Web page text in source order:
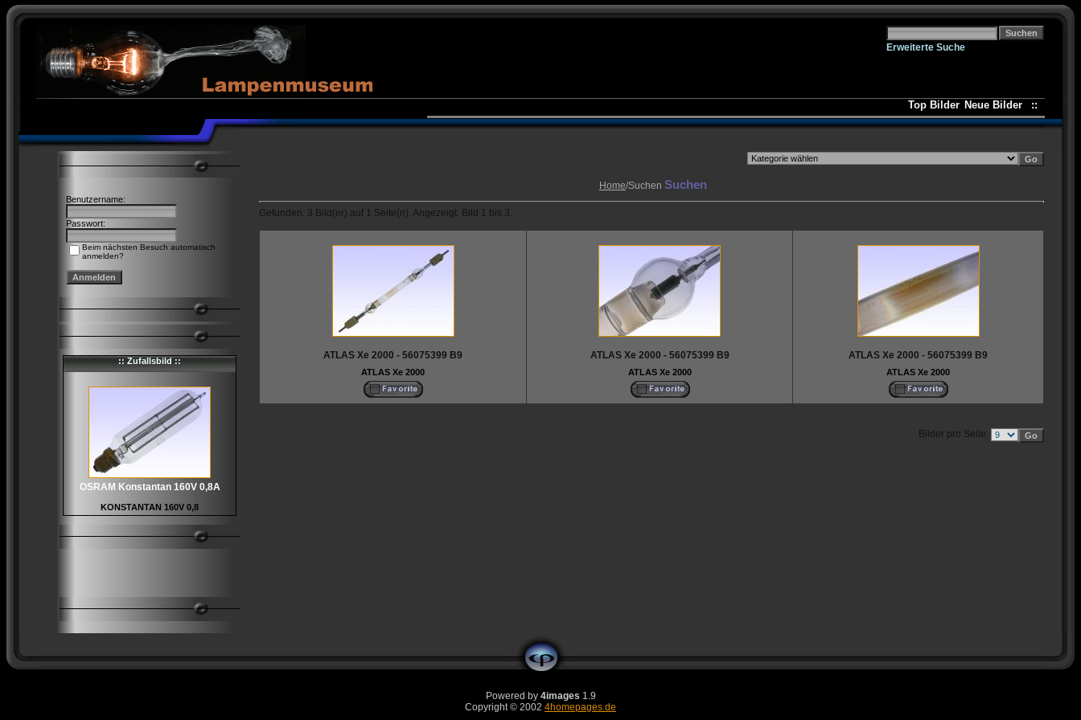
Erweiterte Suche
Top Bilder Neue Bilder ::
Benutzername:
Passwort:
Beim nächsten Besuch automatisch
anmelden?
:: Zufallsbild ::
OSRAM Konstantan 160V 0,8A
KONSTANTAN 160V 0,8
Home/Suchen Suchen
Gefunden: 3 Bild(er) auf 1 Seite(n). Angezeigt: Bild 1 bis 3.
ATLAS Xe 2000 - 56075399 B9
ATLAS Xe 2000
ATLAS Xe 2000 - 56075399 B9
ATLAS Xe 2000
ATLAS Xe 2000 - 56075399 B9
ATLAS Xe 2000
Bilder pro Seite:
Powered by 4images 1.9
Copyright © 2002 4homepages.de